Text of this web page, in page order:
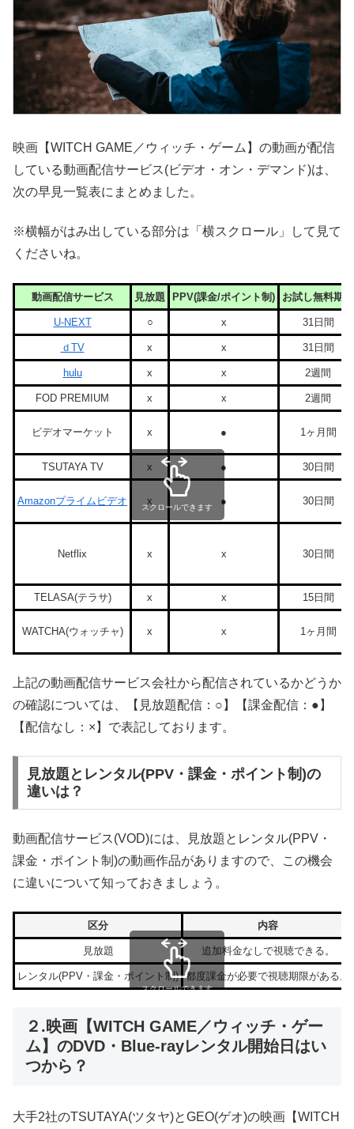
映画【WITCH GAME／ウィッチ・ゲーム】の動画が配信
している動画配信サービス(ビデオ・オン・デマンド)は、
次の早見一覧表にまとめました。
※横幅がはみ出している部分は「横スクロール」して見て
くださいね。
動画配信サービス 見放題 PPV(課金/ポイント制) お試し無料期間
U-NEXT ○ x 31日間
ｄTV x x 31日間
hulu x x 2週間
FOD PREMIUM x x 2週間
ビデオマーケット x ● 1ヶ月間
TSUTAYA TV x ● 30日間
Amazonプライムビデオ x ● 30日間
Netflix x x 30日間
TELASA(テラサ) x x 15日間
WATCHA(ウォッチャ) x x 1ヶ月間
スクロールできます
上記の動画配信サービス会社から配信されているかどうか
の確認については、【見放題配信：○】【課金配信：●】
【配信なし：×】で表記しております。
見放題とレンタル(PPV・課金・ポイント制)の
違いは？
動画配信サービス(VOD)には、見放題とレンタル(PPV・
課金・ポイント制)の動画作品がありますので、この機会
に違いについて知っておきましょう。
区分 内容
見放題 追加料金なしで視聴できる。
レンタル(PPV・課金・ポイント制) 都度課金が必要で視聴期限がある。
スクロールできます
２.映画【WITCH GAME／ウィッチ・ゲー
ム】のDVD・Blue-rayレンタル開始日はい
つから？
大手2社のTSUTAYA(ツタヤ)とGEO(ゲオ)の映画【WITCH